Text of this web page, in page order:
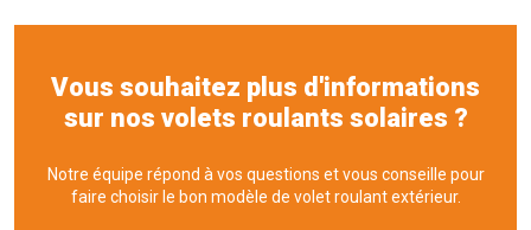
Vous souhaitez plus d'informations
sur nos volets roulants solaires ?
Notre équipe répond à vos questions et vous conseille pour
faire choisir le bon modèle de volet roulant extérieur.